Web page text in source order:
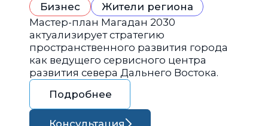
Бизнес
Жители региона
Мастер-план Магадан 2030
актуализирует стратегию
пространственного развития города
как ведущего сервисного центра
развития севера Дальнего Востока.
Подробнее
Консультация